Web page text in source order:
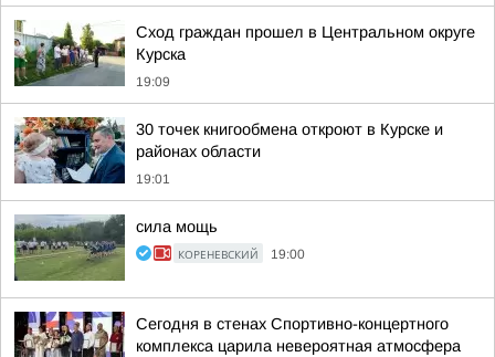
Сход граждан прошел в Центральном округе
Курска
19:09
30 точек книгообмена откроют в Курске и
районах области
19:01
сила мощь
КОРЕНЕВСКИЙ 19:00
Сегодня в стенах Спортивно-концертного
комплекса царила невероятная атмосфера